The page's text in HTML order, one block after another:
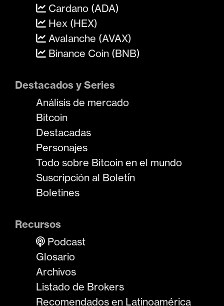
Cardano (ADA)
Hex (HEX)
Avalanche (AVAX)
Binance Coin (BNB)
Destacados y Series
Análisis de mercado
Bitcoin
Destacadas
Personajes
Todo sobre Bitcoin en el mundo
Suscripción al Boletín
Boletines
Recursos
Podcast
Glosario
Archivos
Listado de Brokers
Recomendados en Latinoamérica